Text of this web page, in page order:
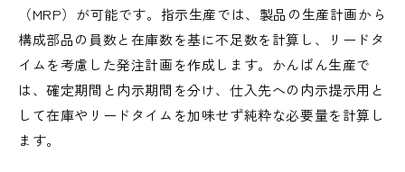
（MRP）が可能です。指示生産では、製品の生産計画から
構成部品の員数と在庫数を基に不足数を計算し、リードタ
イムを考慮した発注計画を作成します。かんばん生産で
は、確定期間と内示期間を分け、仕入先への内示提示用と
して在庫やリードタイムを加味せず純粋な必要量を計算し
ます。